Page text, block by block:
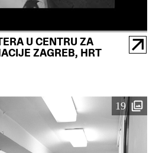
U CENTRU ZA
ZAGREB, HRT
19